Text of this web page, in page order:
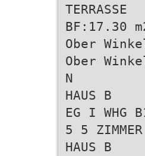
TERRASSE
BF:17.30
Ober
Ober
N
HAUS B
EG I WHG
5 5 ZIMMER
HAUS B